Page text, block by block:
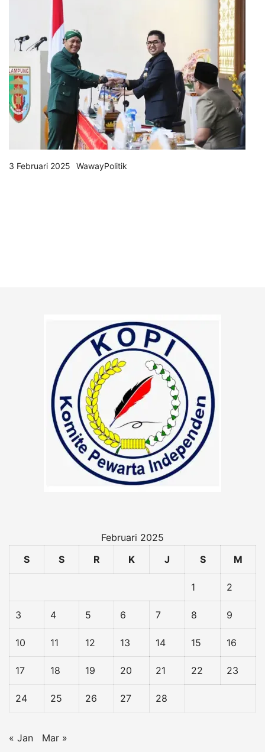
3 Februari 2025 WawayPolitik
Februari 2025
S
S R K J S M
1 2
3 4 5 6 7 8 9
10 11 12 13 14 15 16
17 18 19 20 21 22 23
24 25 26 27 28
« Jan Mar »